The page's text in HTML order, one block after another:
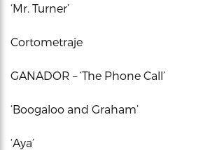
‘Mr. Turner’
Cortometraje
GANADOR – ‘The Phone Call’
‘Boogaloo and Graham’
‘Aya’